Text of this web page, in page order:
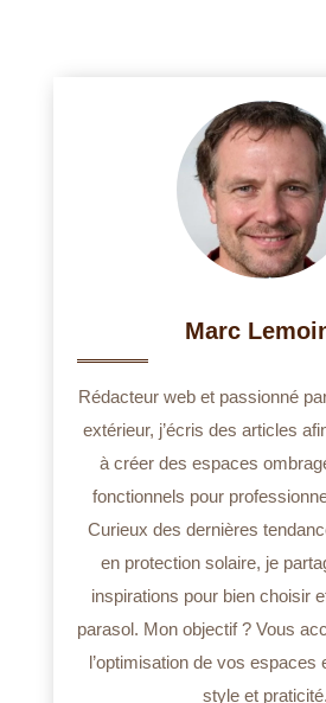
Marc
Rédacteur web et passionné
extérieur, j’écris des articles
à créer des espaces
fonctionnels pour
Curieux des dernières
en protection solaire, je
inspirations pour bien choisir
parasol. Mon objectif ? Vous
l’optimisation de vos espaces
style et praticité.